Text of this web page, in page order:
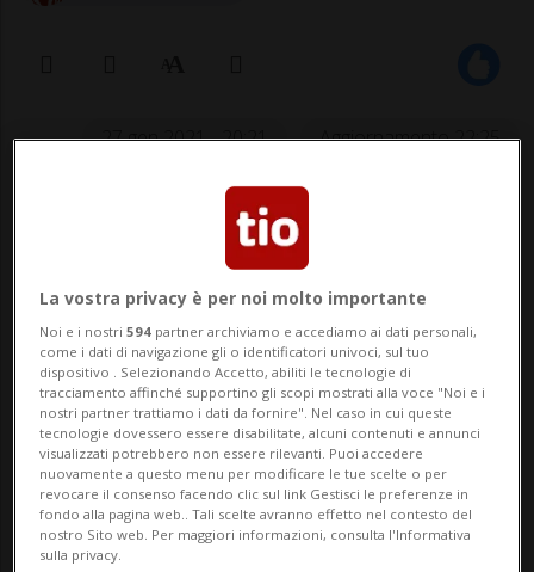
27 gen 2021 - 20:21 Aggiornamento 22:25
Il caso di un 66enne malato di
cancro. I famigliari: «Abbiamo
insistito fino all'ultimo. Ci è sempre
stato detto di no»
BELLINZONA - Anche in tempo di Covid, il
diritto all'ultimo saluto è garantito, in
teoria. In pratica, il giro di vite introdotto a
metà gennaio dal medico cantonale ha già
La vostra privacy è per noi molto importante
Noi e i nostri594 partner archiviamo e accediamo ai dati personali,
come i dati di navigazione gli o identificatori univoci, sul tuo
dispositivo . Selezionando Accetto, abiliti le tecnologie di
tracciamento affinché supportino gli scopi mostrati alla voce "Noi e i
nostri partner trattiamo i dati da fornire". Nel caso in cui queste
tecnologie dovessero essere disabilitate, alcuni contenuti e annunci
visualizzati potrebbero non essere rilevanti. Puoi accedere
nuovamente a questo menu per modificare le tue scelte o per
revocare il consenso facendo clic sul link Gestisci le preferenze in
fondo alla pagina web.. Tali scelte avranno effetto nel contesto del
nostro Sito web. Per maggiori informazioni, consulta l'Informativa
sulla privacy.